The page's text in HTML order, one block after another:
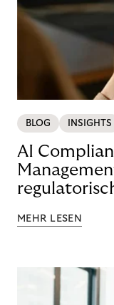
BLOG INSIGHTS
AI
MEHR LESEN